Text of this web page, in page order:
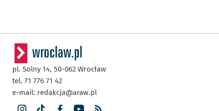
pl. Solny 14, 50-062 Wrocław
tel. 71 776 71 42
e-mail: redakcja@araw.pl